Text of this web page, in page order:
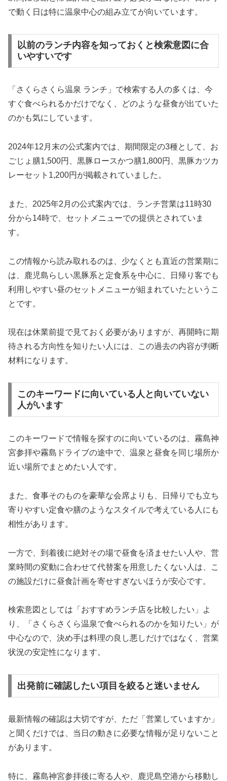
で動く日は特に温泉中心の組み立てが向いています。
以前のランチ内容を知っておくと検索意図に合
いやすいです
「さくらさくら温泉 ランチ」で検索する人の多くは、今
すぐ食べられるかだけでなく、どのような昼食が出ていた
のかも気にしています。
2024年12月末の公式案内では、期間限定の3種として、お
ごじょ膳1,500円、黒豚ロースかつ膳1,800円、黒豚カツカ
レーセット1,200円が掲載されていました。
また、2025年2月の公式案内では、ランチ営業は11時30
分から14時で、セットメニューでの提供とされていま
す。
この情報から読み取れるのは、少なくとも直近の営業期に
は、鹿児島らしい黒豚系と定食系を中心に、日帰り客でも
利用しやすい昼のセットメニューが組まれていたというこ
とです。
現在は休業前提で見ておく必要がありますが、再開時に期
待される方向性を知りたい人には、この過去の内容が判断
材料になります。
このキーワードに向いている人と向いていない
人がいます
このキーワードで情報を探すのに向いているのは、霧島神
宮参拝や霧島ドライブの途中で、温泉と昼食を同じ場所か
近い場所でまとめたい人です。
また、食事そのものを豪華な会席よりも、日帰りでも立ち
寄りやすい定食や膳のようなスタイルで考えている人にも
相性があります。
一方で、到着後に絶対その場で昼食を済ませたい人や、営
業時間の変動に合わせて代替案を用意したくない人は、こ
の施設だけに昼食計画を寄せすぎないほうが安心です。
検索意図としては「おすすめランチ店を比較したい」よ
り、「さくらさくら温泉で食べられるのかを知りたい」が
中心なので、決め手は料理の良し悪しだけではなく、営業
状況の安定性になります。
出発前に確認したい項目を絞ると迷いません
最新情報の確認は大切ですが、ただ「営業していますか」
と聞くだけでは、当日の動きに必要な情報が足りないこと
があります。
特に、霧島神宮参拝後に寄る人や、鹿児島空港から移動し